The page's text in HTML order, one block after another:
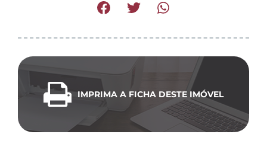
IMPRIMA A FICHA DESTE IMÓVEL